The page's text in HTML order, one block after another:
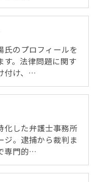
氏のプロフィールを
す。法律問題に関す
付け、…
化した弁護士事務所
ジ。逮捕から裁判ま
専門的…